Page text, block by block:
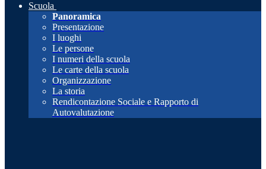
Scuola
Panoramica
Presentazione
I luoghi
Le persone
I numeri della scuola
Le carte della scuola
Organizzazione
La storia
Rendicontazione Sociale e Rapporto di
Autovalutazione